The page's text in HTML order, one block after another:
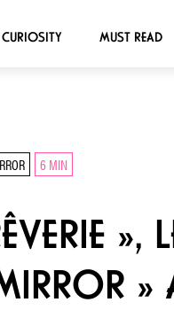
MUST READ
6 MIN
»,
»